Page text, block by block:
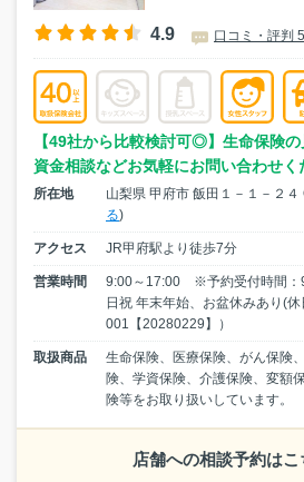
4.9 口コミ・評判
【49社から比較検討可◎】生命保険
資金相談などお気軽にお問い合わせく
所在地 山梨県 甲府市 飯田１－１－２
る)
アクセス JR甲府駅より徒歩7分
営業時間
9:00～17:00 ※予約受付時間：
日祝 年末年始、お盆休みあり(
001【20280229】）
取扱商品
生命保険、医療保険、がん保険
険、学資保険、介護保険、変額
険等をお取り扱いしています。
店舗への相談予約はこ